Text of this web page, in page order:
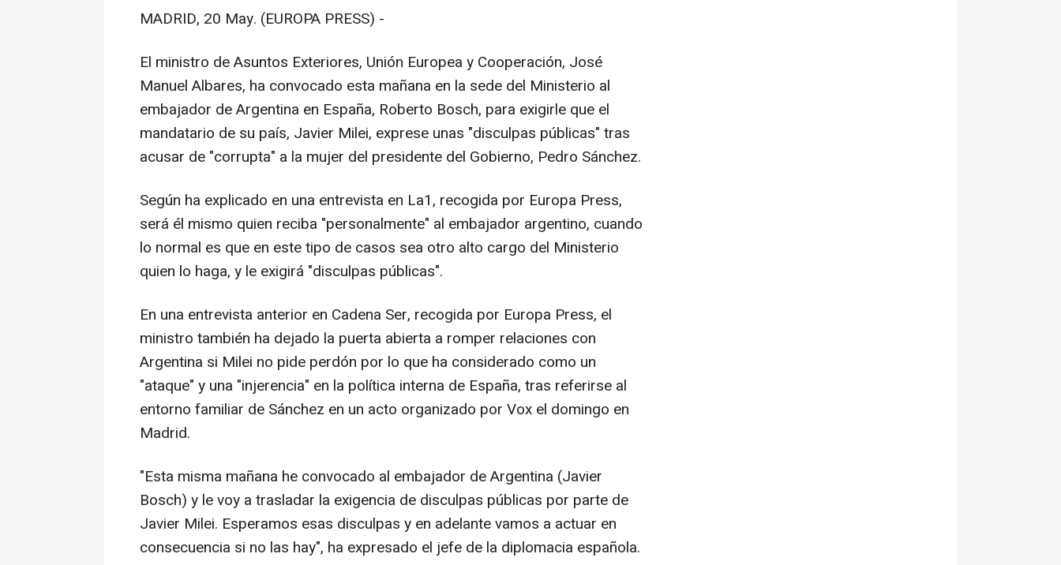
MADRID, 20 May. (EUROPA PRESS) -
El ministro de Asuntos Exteriores, Unión Europea y Cooperación, José
Manuel Albares, ha convocado esta mañana en la sede del Ministerio al
embajador de Argentina en España, Roberto Bosch, para exigirle que el
mandatario de su país, Javier Milei, exprese unas "disculpas públicas" tras
acusar de "corrupta" a la mujer del presidente del Gobierno, Pedro Sánchez.
Según ha explicado en una entrevista en La1, recogida por Europa Press,
será él mismo quien reciba "personalmente" al embajador argentino, cuando
lo normal es que en este tipo de casos sea otro alto cargo del Ministerio
quien lo haga, y le exigirá "disculpas públicas".
En una entrevista anterior en Cadena Ser, recogida por Europa Press, el
ministro también ha dejado la puerta abierta a romper relaciones con
Argentina si Milei no pide perdón por lo que ha considerado como un
"ataque" y una "injerencia" en la política interna de España, tras referirse al
entorno familiar de Sánchez en un acto organizado por Vox el domingo en
Madrid.
"Esta misma mañana he convocado al embajador de Argentina (Javier
Bosch) y le voy a trasladar la exigencia de disculpas públicas por parte de
Javier Milei. Esperamos esas disculpas y en adelante vamos a actuar en
consecuencia si no las hay", ha expresado el jefe de la diplomacia española.